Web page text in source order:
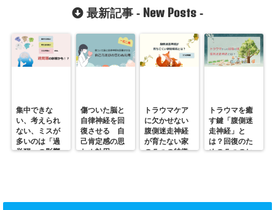
見えてくる
最新記事 - New Posts -
集中できな
い、考えられ
ない、ミスが
多いのは「過
覚醒」の影響
傷ついた脳と
自律神経を回
復させる 自
己肯定感の思
わぬ効用
トラウマケア
に欠かせない
腹側迷走神経
が育たない家
の５つの特徴
トラウマを癒
す鍵「腹側迷
走神経」と
は？回復のた
めの５つのヒ